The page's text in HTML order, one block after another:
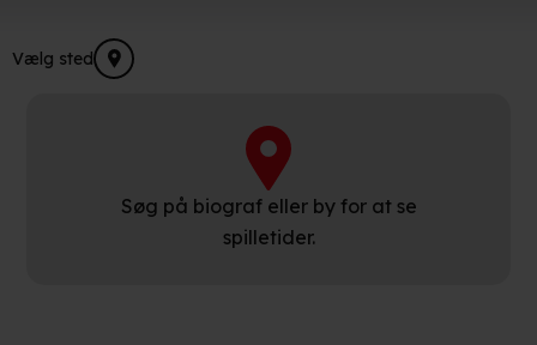
Vælg sted
Søg på biograf eller by for at se
spilletider.